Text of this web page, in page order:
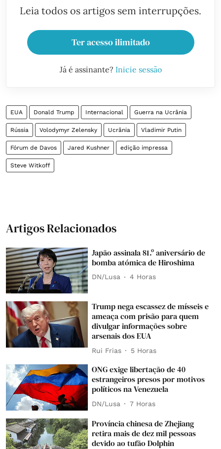
Leia todos os artigos sem interrupções.
Ter acesso ilimitado
Já é assinante? Inicie sessão
EUA Donald Trump Internacional Guerra na Ucrânia
Rússia Volodymyr Zelensky Ucrânia Vladimir Putin
Fórum de Davos Jared Kushner edição impressa
Steve Witkoff
Artigos Relacionados
Japão assinala 81.º aniversário de
bomba atómica de Hiroshima
DN/Lusa 4 Horas
Trump nega escassez de mísseis e
ameaça com prisão para quem
divulgar informações sobre
arsenais dos EUA
Rui Frias 5 Horas
ONG exige libertação de 40
estrangeiros presos por motivos
políticos na Venezuela
DN/Lusa 7 Horas
Província chinesa de Zhejiang
retira mais de dez mil pessoas
devido ao tufão Dolphin